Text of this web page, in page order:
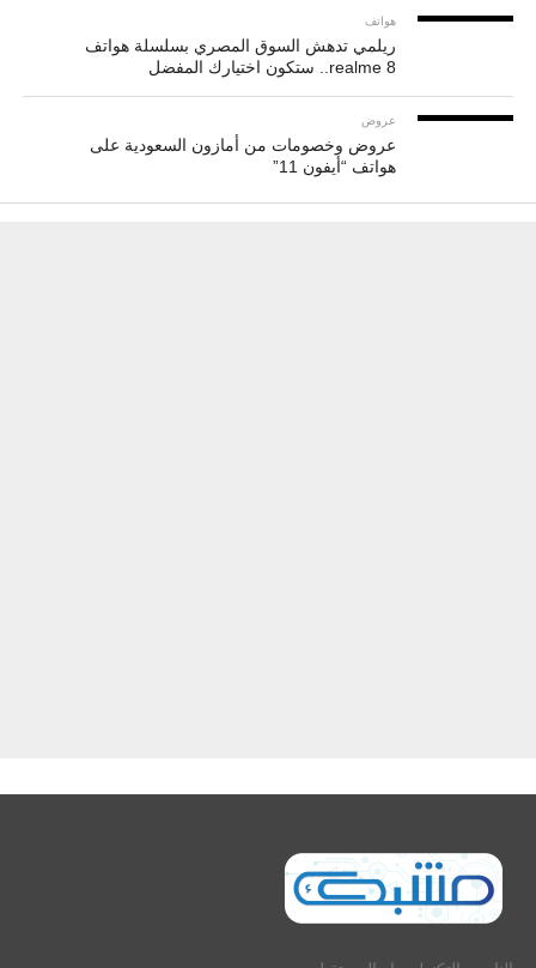
هواتف
ريلمي تدهش السوق المصري بسلسلة هواتف
realme 8.. ستكون اختيارك المفضل
عروض
عروض وخصومات من أمازون السعودية على
هواتف “أيفون 11”